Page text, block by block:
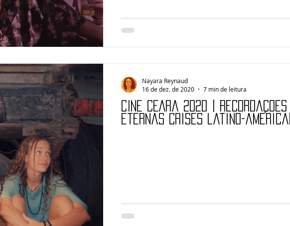
CINE CEARÁ 2020 |
eternas crises latino-
Nayara Reynaud
16 de dez. de 2020
7 min de leitura